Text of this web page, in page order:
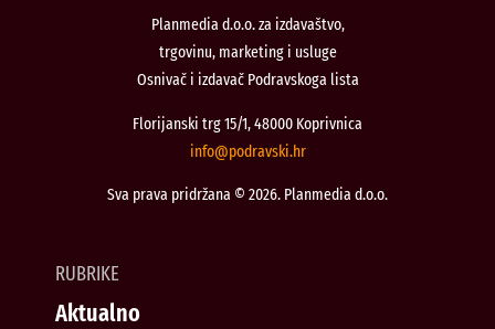
Planmedia d.o.o. za izdavaštvo,
trgovinu, marketing i usluge
Osnivač i izdavač Podravskoga lista
Florijanski trg 15/1, 48000 Koprivnica
rh.iksvardop
@ofni
Sva prava pridržana © 2026. Planmedia d.o.o.
RUBRIKE
Aktualno